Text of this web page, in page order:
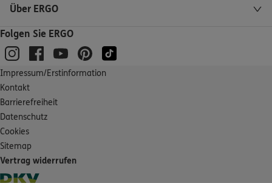
Über ERGO
Folgen Sie ERGO
Impressum/Erstinformation
Kontakt
Barrierefreiheit
Datenschutz
Cookies
Sitemap
Vertrag widerrufen